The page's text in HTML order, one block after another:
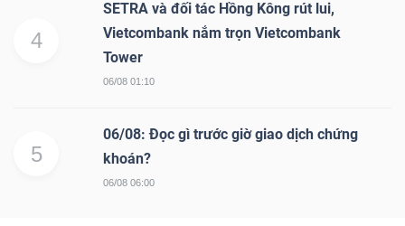
4
SETRA và đối tác Hồng Kông rút lui,
Vietcombank nắm trọn Vietcombank
Tower
06/08 01:10
5
06/08: Đọc gì trước giờ giao dịch chứng
khoán?
06/08 06:00